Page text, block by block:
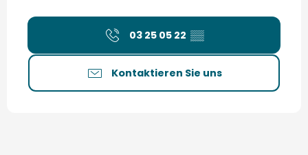
03 25 05 22 ▒▒
Kontaktieren Sie uns